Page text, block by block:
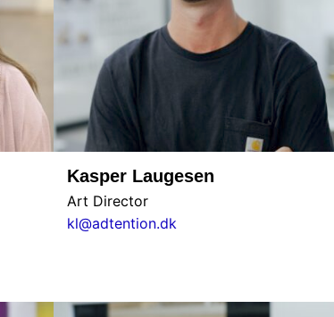
Kasper Laugesen
Art Director
kl@adtention.dk